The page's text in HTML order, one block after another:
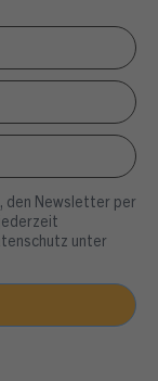
den Newsletter per
unter